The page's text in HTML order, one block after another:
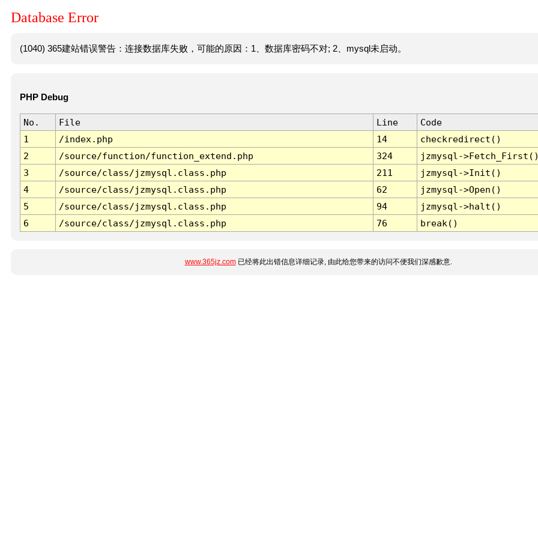
Database Error
(1040) 365建站错误警告：连接数据库失败，可能的原因：1、数据库密码不对; 2、mysql未启动。
PHP Debug
No. File Line
Code
1
/index.php 14
checkredirect()
2
/source/function/function_extend.php 324
jzmysql-
3
/source/class/jzmysql.class.php 211
jzmysql->Init()
4
/source/class/jzmysql.class.php 62
jzmysql->Open()
5
/source/class/jzmysql.class.php 94
jzmysql->halt()
6
/source/class/jzmysql.class.php 76 break()
www.365jz.com已经将此出错信息详细记录, 由此给您带来的访问不便我们深感歉意.